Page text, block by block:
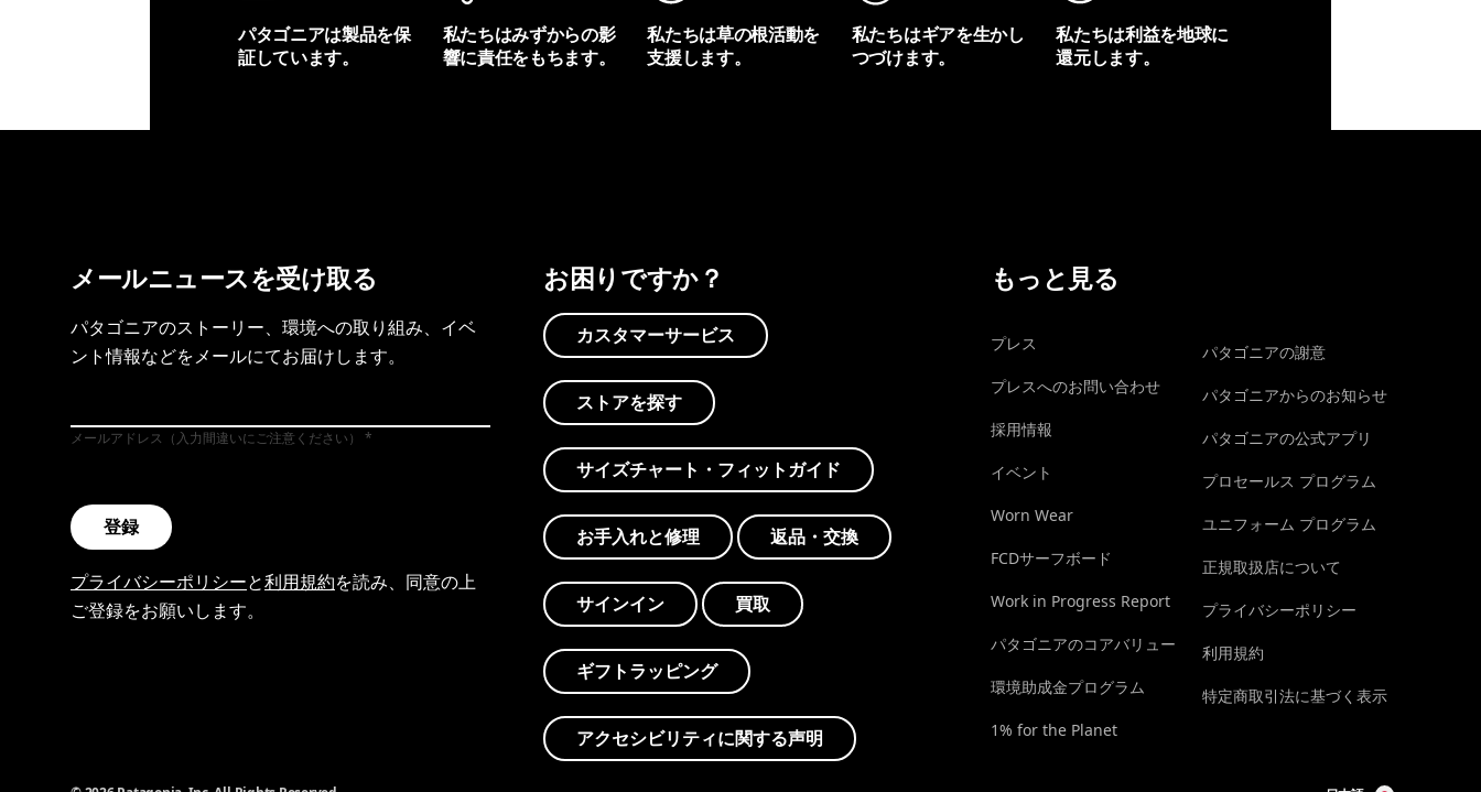
パタゴニアは製品を保
証しています。
私たちはみずからの影
響に責任をもちます。
私たちは草の根活動を
支援します。
私たちはギアを生かし
つづけます。
私たちは利益を地球に
還元します。
メールニュースを受け取る
パタゴニアのストーリー、環境への取り組み、イベ
ント情報などをメールにてお届けします。
メールアドレス（入力間違いにご注意ください）
登録
プライバシーポリシーと利用規約を読み、同意の上
ご登録をお願いします。
お困りですか？
カスタマーサービス
ストアを探す
サイズチャート・フィットガイド
お手入れと修理 返品・交換
サインイン 買取
ギフトラッピング
アクセシビリティに関する声明
もっと見る
プレス
プレスへのお問い合わせ
採用情報
イベント
Worn Wear
FCDサーフボード
Work in Progress Report
パタゴニアのコアバリュー
環境助成金プログラム
1% for the Planet
パタゴニアの謝意
パタゴニアからのお知らせ
パタゴニアの公式アプリ
プロセールス プログラム
ユニフォーム プログラム
正規取扱店について
プライバシーポリシー
利用規約
特定商取引法に基づく表示